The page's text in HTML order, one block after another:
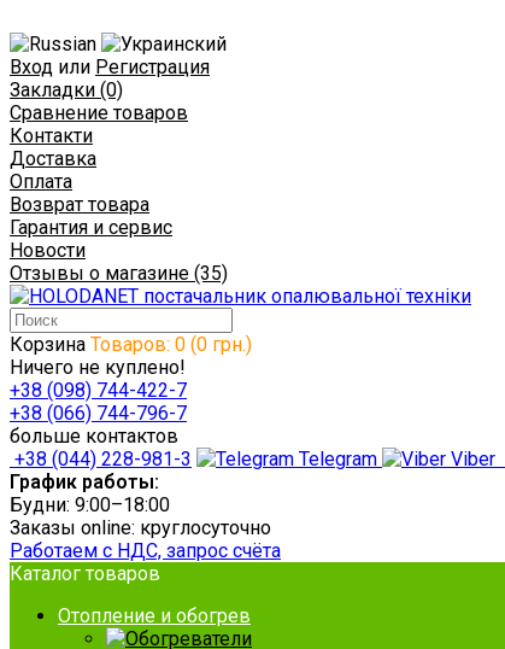
Вход или Регистрация
Закладки (0)
Сравнение товаров
Контакти
Доставка
Оплата
Возврат товара
Гарантия и сервис
Новости
Отзывы о магазине (35)
Корзина Товаров: 0 (0 грн.)
Ничего не куплено!
+38 (098) 744-422-7
+38 (066) 744-796-7
больше контактов
+38 (044) 228-981-3
Telegram Viber
График работы:
Будни: 9:00–18:00
Заказы online: круглосуточно
Работаем с НДС, запрос счёта
Каталог товаров
Отопление и обогрев